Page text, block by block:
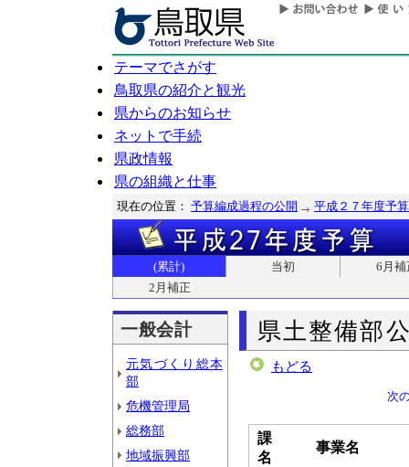
テーマでさがす
鳥取県の紹介と観光
県からのお知らせ
ネットで手続
県政情報
県の組織と仕事
現在の位置： 予算編成過程の公開 平成２７年度予算
(累計) 当初
6月補
2月補正
一般会計
元気づくり総本
部
危機管理局
総務部
地域振興部
県土整備部
もどる
次
課
名
事業名